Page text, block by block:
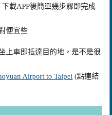
載APP後簡單幾步驟即完成
便宜些
上車即抵達目的地，是不是很
Airport to Taipei (點連結